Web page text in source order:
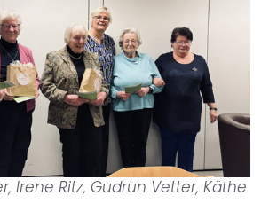
Irene Ritz, Gudrun Vetter, Käthe